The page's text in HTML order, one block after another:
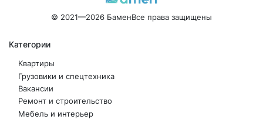
© 2021—2026 БаменВсе права защищены
Категории
Квартиры
Грузовики и спецтехника
Вакансии
Ремонт и строительство
Мебель и интерьер